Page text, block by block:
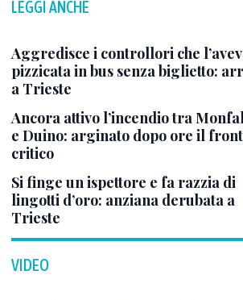
LEGGI ANCHE
Aggredisce i controllori che
pizzicata in bus senza biglietto:
a Trieste
Ancora attivo l’incendio tra
e Duino: arginato dopo ore il
critico
Si finge un ispettore e fa razzia di
lingotti d’oro: anziana derubata a
Trieste
VIDEO